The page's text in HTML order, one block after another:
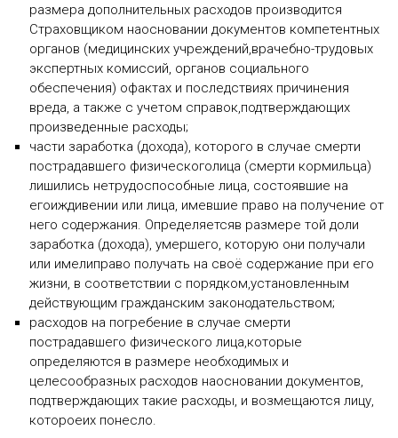
размера дополнительных расходов производится
Страховщиком наосновании документов компетентных
органов (медицинских учреждений,врачебно-трудовых
экспертных комиссий, органов социального
обеспечения) офактах и последствиях причинения
вреда, а также с учетом справок,подтверждающих
произведенные расходы;
части заработка (дохода), которого в случае смерти
пострадавшего физическоголица (смерти кормильца)
лишились нетрудоспособные лица, состоявшие на
егоиждивении или лица, имевшие право на получение от
него содержания. Определяетсяв размере той доли
заработка (дохода), умершего, которую они получали
или имелиправо получать на своё содержание при его
жизни, в соответствии с порядком,установленным
действующим гражданским законодательством;
расходов на погребение в случае смерти
пострадавшего физического лица,которые
определяются в размере необходимых и
целесообразных расходов наосновании документов,
подтверждающих такие расходы, и возмещаются лицу,
котороеих понесло.